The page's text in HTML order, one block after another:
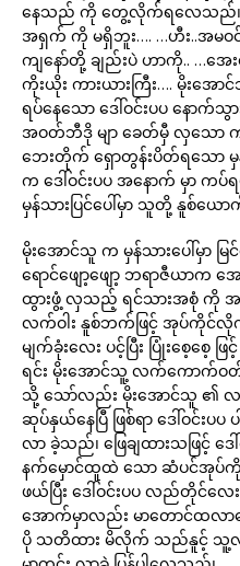
နေသည် ကို တွေ့လိုက်ရလေသည်။
အရှက် ကို မရှိဘူး…. …ဟီး..အ
ကျနော်တို့ ချည်းပဲ ဟာကို.. …အေ
ကိုးယိုး ကားယားကြီး…. မိုးအေ
ရပ်နေသော ဒေါ်ဝင်းပပ နောက်
အဝတ်ဘီဒို မျာ ခေတ်မှီ လှသော က
ဘေးတိုက် ရှောတွန်းပိတ်ရသော မှ
က ဒေါ်ဝင်းပပ အနောက် မှာ က
မှန်သားပြင်ပေါ်မှာ သူတို့ နူစ်ယ
မိုးအောင်သူ က မှန်သားပေါ်မှာ မ
ရောင်ဖျော့ဖျော့ ဘရာဇီယာ
ထွားဖွံ့ လှသည့် ရင်သားအစုံ ကို
လက်ဝါး နူစ်ဘက်ဖြင့် အုပ်ကိုင်လို
မျက်ခုံးလေး ပင့်ပြီး ပြုံးစေ့စ
ရင်း မိုးအောင်သူ့ လက်ကော
သို့ သော်လည်း မိုးအောင်သူ ၏ လ
ဆုပ်နှယ်နေပြီ ဖြစ်ရာ ဒေါ်ဝင်းပ
လာ ခဲ့သည်၊ ဖြေချထားသဖြင့် ဒ
နက်မှောင်ထူထဲ သော ဆံပင်အုပ်ကို
ဖယ်ပြီး ဒေါ်ဝင်းပပ လည်တိုင်လ
အောက်မှာလည်း မာတောင်ထလာသ
ပို သတိထား မိလိုက် သည်နူင့် သူ့လိ